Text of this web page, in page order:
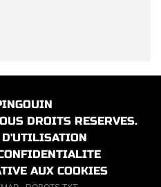
DROITS RESERVES.
AUX COOKIES